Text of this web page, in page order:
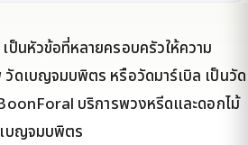
นหัวข้อที่หลายครอบครัวให้ความ
ดเบญจมบพิตร หรือวัดมาร์เบิล เป็นวัด
บริการพวงหรีดและดอกไม้
บญจมบพิตร